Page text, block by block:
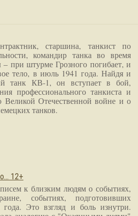
старшина, танкист по
командир танка во время
при штурме Грозного погибает, и
тело, в июль 1941 года. Найдя и
танк КВ-1, он вступает в бой,
профессионального танкиста и
Отечественной войне и о
танков.
12+
к близким людям о событиях,
событиях, подготовивших
Это взгляд и боль изнутри.